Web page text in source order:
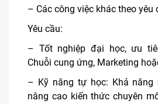
– Các công việc khác theo yêu
Yêu cầu:
– Tốt nghiệp đại học, ưu
Chuỗi cung ứng, Marketing
– Kỹ năng tự học: Khả năng
nâng cao kiến thức chuyên